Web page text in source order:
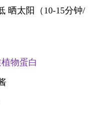
晒太阳（10-15分钟/
物蛋白